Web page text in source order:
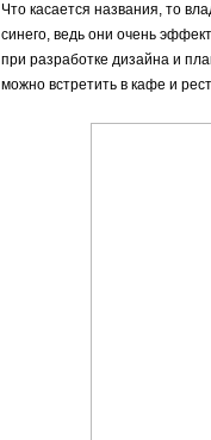
Что касается названия, то
синего, ведь они очень
при разработке дизайна и
можно встретить в кафе и